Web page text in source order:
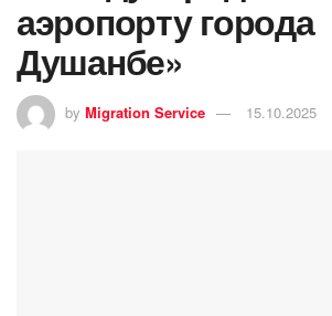
аэропорту города
Душанбе»
by Migration Service 15.10.2025